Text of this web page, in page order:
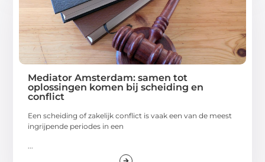
Mediator Amsterdam: samen tot
oplossingen komen bij scheiding en
conflict
Een scheiding of zakelijk conflict is vaak een van de meest
ingrijpende periodes in een